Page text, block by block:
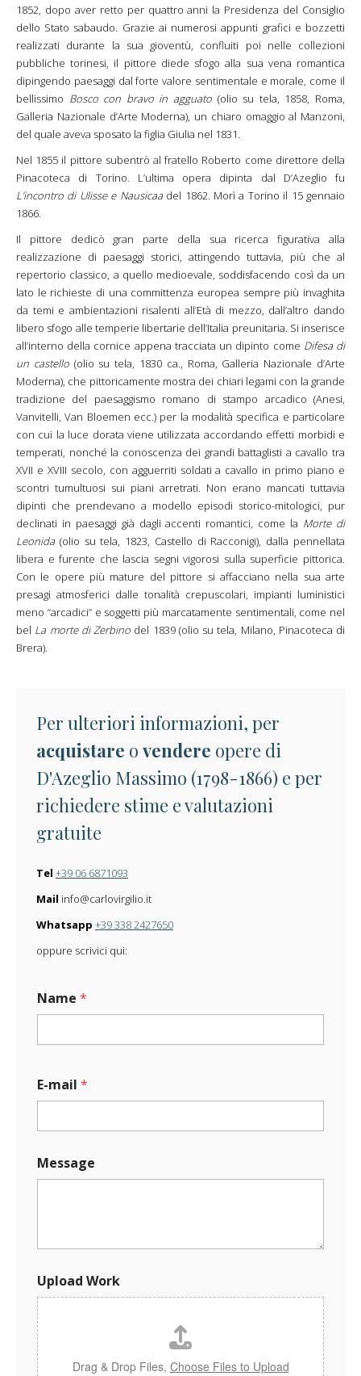
1852, dopo aver retto per quattro anni la Presidenza del Consiglio
dello Stato sabaudo. Grazie ai numerosi appunti grafici e bozzetti
realizzati durante la sua gioventù, confluiti poi nelle collezioni
pubbliche torinesi, il pittore diede sfogo alla sua vena romantica
dipingendo paesaggi dal forte valore sentimentale e morale, come il
bellissimo Bosco con bravo in agguato (olio su tela, 1858, Roma,
Galleria Nazionale d’Arte Moderna), un chiaro omaggio al Manzoni,
del quale aveva sposato la figlia Giulia nel 1831.
Nel 1855 il pittore subentrò al fratello Roberto come direttore della
Pinacoteca di Torino. L’ultima opera dipinta dal D’Azeglio fu
L’incontro di Ulisse e Nausicaadel 1862. Morì a Torino il 15 gennaio
1866.
Il pittore dedicò gran parte della sua ricerca figurativa alla
realizzazione di paesaggi storici, attingendo tuttavia, più che al
repertorio classico, a quello medioevale, soddisfacendo così da un
lato le richieste di una committenza europea sempre più invaghita
da temi e ambientazioni risalenti all’Età di mezzo, dall’altro dando
libero sfogo alle temperie libertarie dell’Italia preunitaria. Si inserisce
all’interno della cornice appena tracciata un dipinto come Difesa di
un castello(olio su tela, 1830 ca., Roma, Galleria Nazionale d’Arte
Moderna), che pittoricamente mostra dei chiari legami con la grande
tradizione del paesaggismo romano di stampo arcadico (Anesi,
Vanvitelli, Van Bloemen ecc.) per la modalità specifica e particolare
con cui la luce dorata viene utilizzata accordando effetti morbidi e
temperati, nonché la conoscenza dei grandi battaglisti a cavallo tra
XVII e XVIII secolo, con agguerriti soldati a cavallo in primo piano e
scontri tumultuosi sui piani arretrati. Non erano mancati tuttavia
dipinti che prendevano a modello episodi storico-mitologici, pur
declinati in paesaggi già dagli accenti romantici, come la Morte di
Leonida (olio su tela, 1823, Castello di Racconigi), dalla pennellata
libera e furente che lascia segni vigorosi sulla superficie pittorica.
Con le opere più mature del pittore si affacciano nella sua arte
presagi atmosferici dalle tonalità crepuscolari, impianti luministici
meno “arcadici” e soggetti più marcatamente sentimentali, come nel
bel La morte di Zerbino del 1839 (olio su tela, Milano, Pinacoteca di
Brera).
Per ulteriori informazioni, per
acquistare o vendere opere di
D'Azeglio Massimo (1798-1866) e per
richiedere stime e valutazioni
gratuite
Tel +39 06 6871093
Mail info@carlovirgilio.it
Whatsapp +39 338 2427650
oppure scrivici qui:
Name *
E-mail *
Message
a
m
e
M
e
s
Upload Work
Drag & Drop Files, Choose Files to Upload